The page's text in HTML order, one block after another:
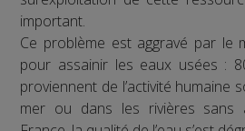
important.
Ce problème est aggravé par le
pour assainir les eaux usées :
proviennent de l’activité humaine
mer ou dans les rivières sans